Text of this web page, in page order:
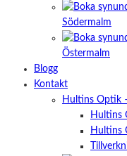
Södermalm
Östermalm
Blogg
Kontakt
Hultins Optik
Hultins
Hultins